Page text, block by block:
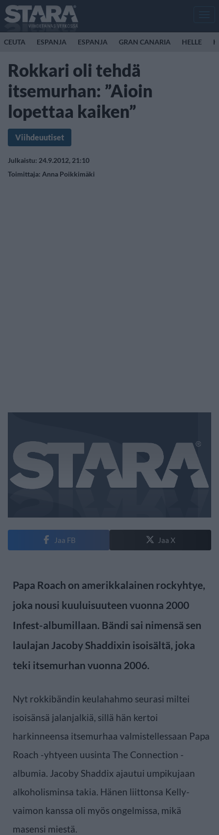
CEUTA ESPANJA ESPANJA GRAN CANARIA HELLE
Rokkari oli tehdä
itsemurhan: ”Aioin
lopettaa kaiken”
Viihdeuutiset
Julkaistu: 24.9.2012, 21:10
Toimittaja: Anna Poikkimäki
Jaa FB Jaa X
Papa Roach on amerikkalainen rockyhtye,
joka nousi kuuluisuuteen vuonna 2000
Infest-albumillaan. Bändi sai nimensä sen
laulajan Jacoby Shaddixin isoisältä, joka
teki itsemurhan vuonna 2006.
Nyt rokkibändin keulahahmo seurasi miltei
isoisänsä jalanjalkiä, sillä hän kertoi
harkinneensa itsemurhaa valmistellessaan Papa
Roach -yhtyeen uusinta The Connection -
albumia. Jacoby Shaddix ajautui umpikujaan
alkoholisminsa takia. Hänen liittonsa Kelly-
vaimon kanssa oli myös ongelmissa, mikä
masensi miestä.